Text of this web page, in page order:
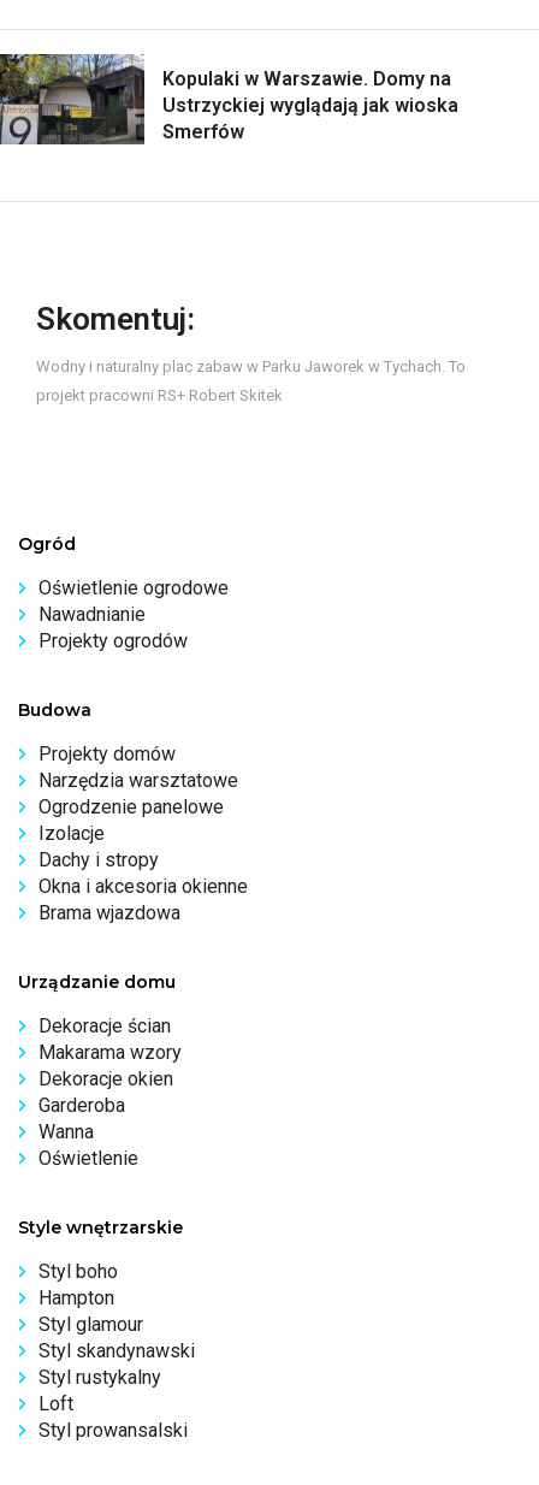
Kopulaki w Warszawie. Domy na
Ustrzyckiej wyglądają jak wioska
Smerfów
Skomentuj:
Wodny i naturalny plac zabaw w Parku Jaworek w Tychach. To
projekt pracowni RS+ Robert Skitek
Ogród
Oświetlenie ogrodowe
Nawadnianie
Projekty ogrodów
Budowa
Projekty domów
Narzędzia warsztatowe
Ogrodzenie panelowe
Izolacje
Dachy i stropy
Okna i akcesoria okienne
Brama wjazdowa
Urządzanie domu
Dekoracje ścian
Makarama wzory
Dekoracje okien
Garderoba
Wanna
Oświetlenie
Style wnętrzarskie
Styl boho
Hampton
Styl glamour
Styl skandynawski
Styl rustykalny
Loft
Styl prowansalski